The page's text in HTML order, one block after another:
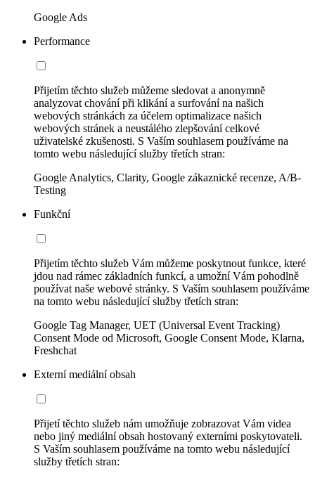
Google Ads
Performance
Přijetím těchto služeb můžeme sledovat a anonymně
analyzovat chování při klikání a surfování na našich
webových stránkách za účelem optimalizace našich
webových stránek a neustálého zlepšování celkové
uživatelské zkušenosti. S Vaším souhlasem používáme na
tomto webu následující služby třetích stran:
Google Analytics, Clarity, Google zákaznické recenze, A/B-
Testing
Funkční
Přijetím těchto služeb Vám můžeme poskytnout funkce, které
jdou nad rámec základních funkcí, a umožní Vám pohodlně
používat naše webové stránky. S Vaším souhlasem používáme
na tomto webu následující služby třetích stran:
Google Tag Manager, UET (Universal Event Tracking)
Consent Mode od Microsoft, Google Consent Mode, Klarna,
Freshchat
Externí mediální obsah
Přijetí těchto služeb nám umožňuje zobrazovat Vám videa
nebo jiný mediální obsah hostovaný externími poskytovateli.
S Vaším souhlasem používáme na tomto webu následující
služby třetích stran: